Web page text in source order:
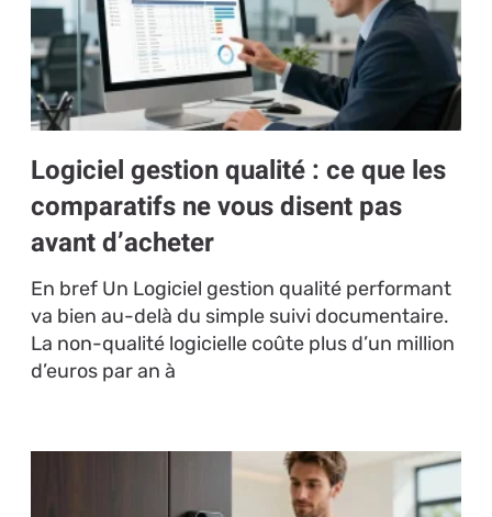
Logiciel gestion qualité : ce que les
comparatifs ne vous disent pas
avant d’acheter
En bref Un Logiciel gestion qualité performant
va bien au-delà du simple suivi documentaire.
La non-qualité logicielle coûte plus d’un million
d’euros par an à